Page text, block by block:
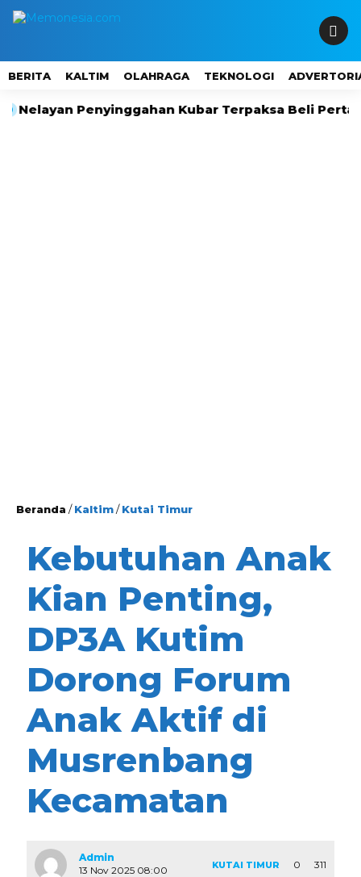
BERITA KALTIM OLAHRAGA TEKNOLOGI
Penyinggahan Kubar Terpaksa Beli Pertalite
Beranda /Kaltim/Kutai Timur
Kebutuhan Anak
Kian Penting,
DP3A Kutim
Dorong Forum
Anak Aktif di
Musrenbang
Kecamatan
Admin
13 Nov 2025 08:00
KUTAI TIMUR 0 311